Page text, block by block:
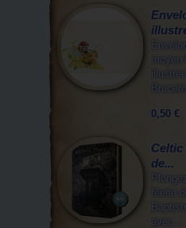
moyen
0,50 €
Celtic
de...
féerie
avec...